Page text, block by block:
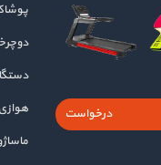
درخواست